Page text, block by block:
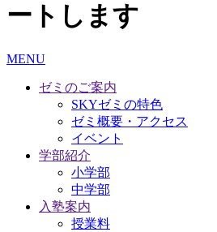
ートします
MENU
ゼミのご案内
SKYゼミの特色
ゼミ概要・アクセス
イベント
学部紹介
小学部
中学部
入塾案内
授業料